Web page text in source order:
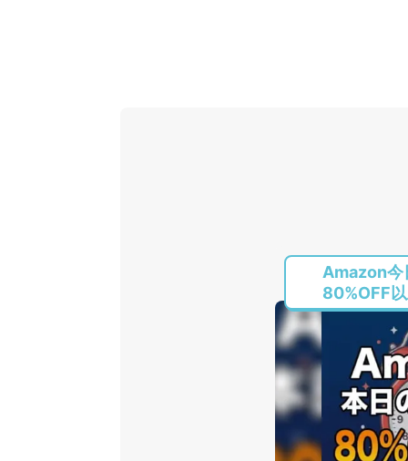
Amazon今
80%OFF